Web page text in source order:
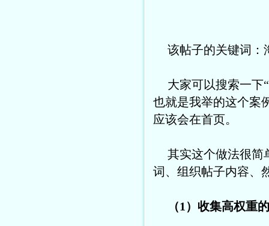
该帖子的关键词：
大家可以搜索一下
也就是我举的这个案
应该会在首页。
其实这个做法很简
词、组织帖子内容、
（1）收集高权重